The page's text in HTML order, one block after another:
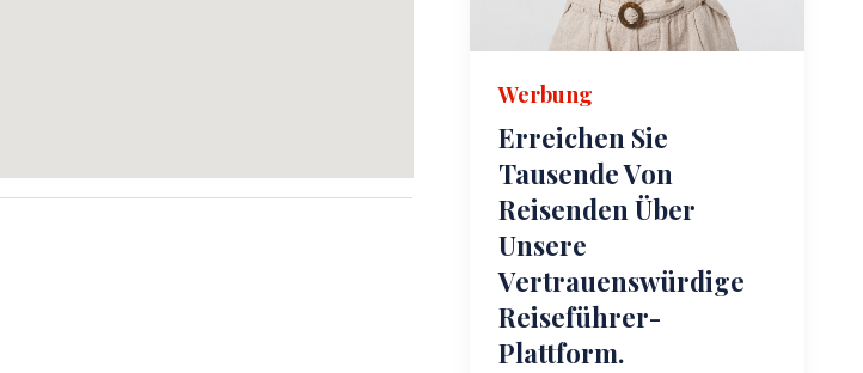
Werbung
Erreichen Sie
Tausende Von
Reisenden Über
Unsere
Vertrauenswürdige
Reiseführer-
Plattform.